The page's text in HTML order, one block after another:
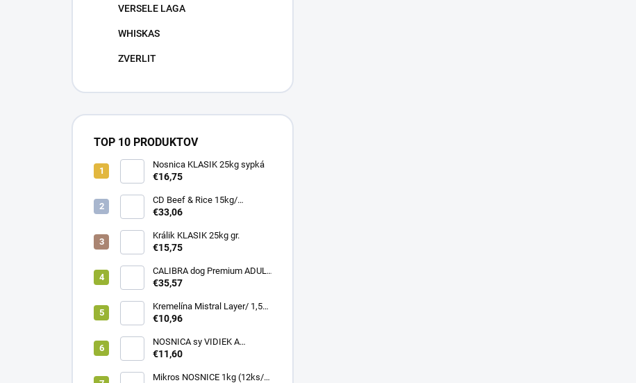
VERSELE LAGA
WHISKAS
ZVERLIT
TOP 10 PRODUKTOV
Nosnica KLASIK 25kg sypká
€16,75
CD Beef & Rice 15kg/
Superpremium food
€33,06
Králik KLASIK 25kg gr.
€15,75
CALIBRA dog Premium ADULT
LARGE 12kg
€35,57
Kremelína Mistral Layer/ 1,5
kg vedro
€10,96
NOSNICA sy VIDIEK A
TRADÍCIA 20kg (1paleta/
€11,60
Mikros NOSNICE 1kg (12ks/